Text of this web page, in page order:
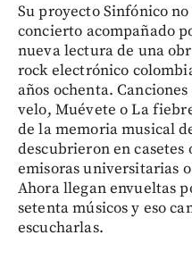
Su proyecto Sinfónico
concierto acompañado
nueva lectura de una
rock electrónico
años ochenta.
velo, Muévete o La
de la memoria musical
descubrieron en casetes
emisoras universitarias
Ahora llegan envueltas
setenta músicos y eso
escucharlas.